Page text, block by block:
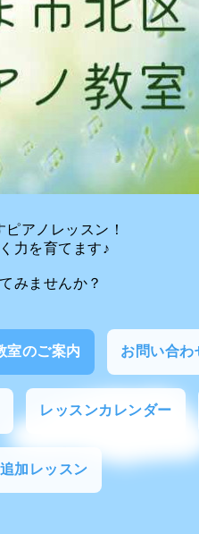
アノレッスン！
力を育てます♪
みませんか？
室のご案内 お問い合わ
レッスンカレンダー
追加レッスン